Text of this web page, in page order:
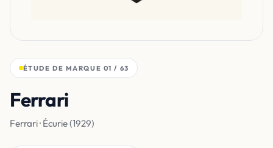
ÉTUDE DE MARQUE 01 / 63
Ferrari
Ferrari · Écurie (1929)